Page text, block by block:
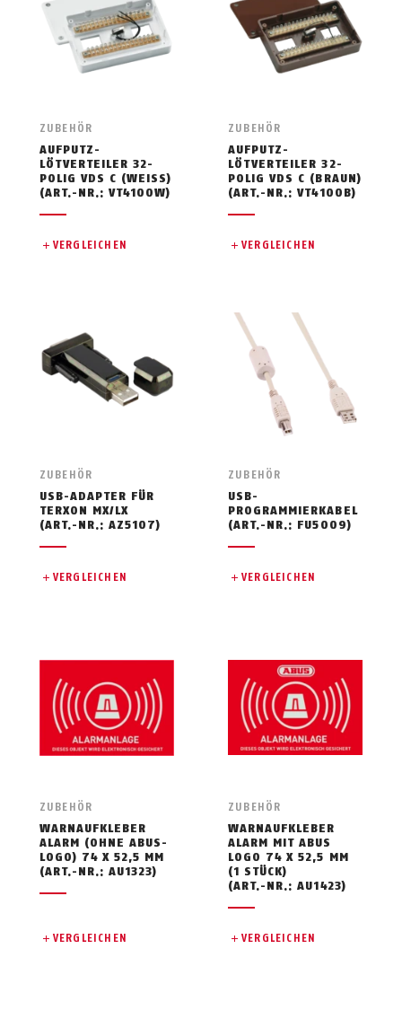
ZUBEHÖR
AUFPUTZ-
LÖTVERTEILER 32-
POLIG VDS C (WEISS)
(ART.-NR.: VT4100W)
VERGLEICHEN
ZUBEHÖR
AUFPUTZ-
LÖTVERTEILER 32-
POLIG VDS C (BRAUN)
(ART.-NR.: VT4100B)
VERGLEICHEN
ZUBEHÖR
USB-ADAPTER FÜR
TERXON MX/LX
(ART.-NR.: AZ5107)
VERGLEICHEN
ZUBEHÖR
USB-
PROGRAMMIERKABEL
(ART.-NR.: FU5009)
VERGLEICHEN
ZUBEHÖR
WARNAUFKLEBER
ALARM (OHNE ABUS-
LOGO) 74 X 52,5 MM
(ART.-NR.: AU1323)
VERGLEICHEN
ZUBEHÖR
WARNAUFKLEBER
ALARM MIT ABUS
LOGO 74 X 52,5 MM
(1 STÜCK)
(ART.-NR.: AU1423)
VERGLEICHEN